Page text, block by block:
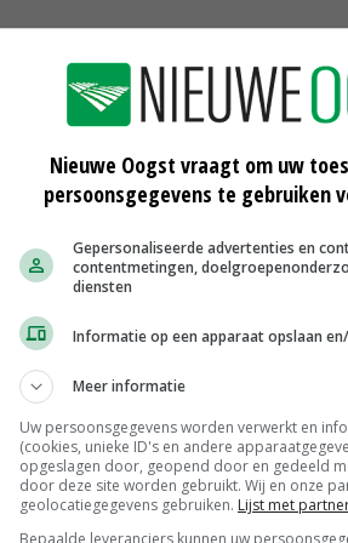
maar tegenhoudt omdat ze dan
Het kabinet zou de inwoners in
dit alsnog toe te staan'.
de 12 mijls zone (ministens 23
uit het zicht, ook in het
voor betere spreiding van
Hij wil dat de provincie op
685,5 megawatt te realiseren.
op andere bronnen van
Nieuwe Oogst vraagt om uw
persoonsgegevens te gebruiken
Gepersonaliseerde advertenties en
contentmetingen,
diensten
Informatie op een apparaat opslaan
Meer informatie
Uw persoonsgegevens worden verwerkt en
(cookies, unieke ID's en andere
opgeslagen door, geopend door en gedeeld
door deze site worden gebruikt. Wij en onze
geolocatiegegevens gebruiken. Lijst met
Bepaalde leveranciers kunnen uw